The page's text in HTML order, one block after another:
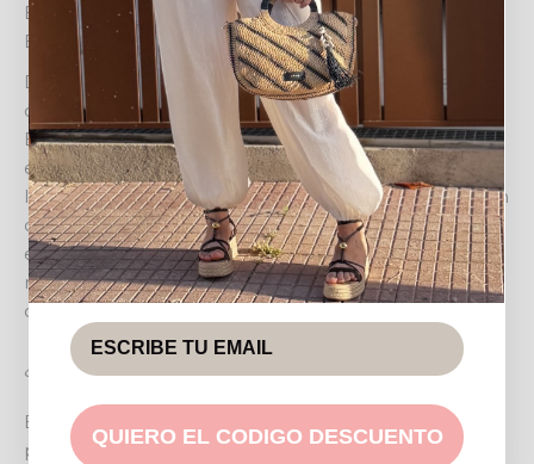
EL ENCANTO DEL MAR EN TU CUELLO: COLLAR
ESTRELLA DE MAR
Despierta tu espíritu veraniego y deja que la magia del
océano te acompañe con el exclusivo COLLAR
ESTRELLA DE MAR. Este accesorio, más que una joya,
es una declaración de estilo que celebra la alegría y la
libertad de los días soleados. Su diseño vibrante, con un
cordón trenzado en tonos rojo y blanco, captura la
esencia de un atardecer en la playa, mientras la
majestuosa estrella de mar dorada se convierte en el
centro de todas las miradas.
¿Cuándo llevarlo?
Es ideal para tus escapadas a la costa, tardes de paseo
por el puerto o noches de verano con amigos. El collar
QUIERO EL CODIGO DESCUENTO